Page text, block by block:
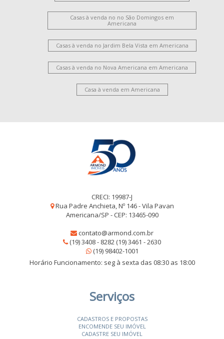
Casas à venda no no São Domingos em
Americana
Casas à venda no Jardim Bela Vista em Americana
Casas à venda no Nova Americana em Americana
Casa à venda em Americana
CRECI: 19987-J
Rua Padre Anchieta, Nº 146 - Vila Pavan
Americana/SP - CEP: 13465-090
contato@armond.com.br
(19) 3408 - 8282 (19) 3461 - 2630
(19) 98402-1001
Horário Funcionamento: seg à sexta das 08:30 as 18:00
Serviços
CADASTROS E PROPOSTAS
ENCOMENDE SEU IMÓVEL
CADASTRE SEU IMÓVEL